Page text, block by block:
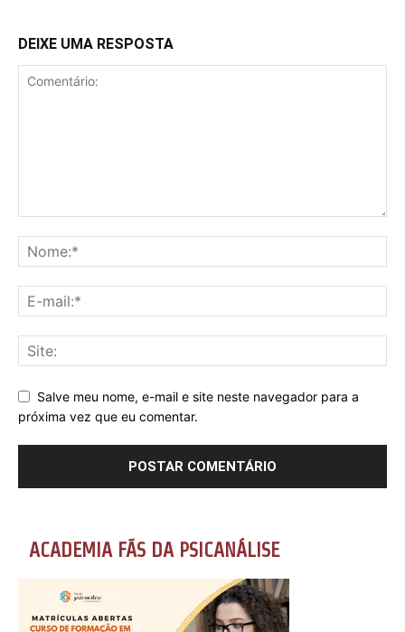
DEIXE UMA RESPOSTA
Salve meu nome, e-mail e site neste navegador para a
próxima vez que eu comentar.
ACADEMIA FÃS DA PSICANÁLISE